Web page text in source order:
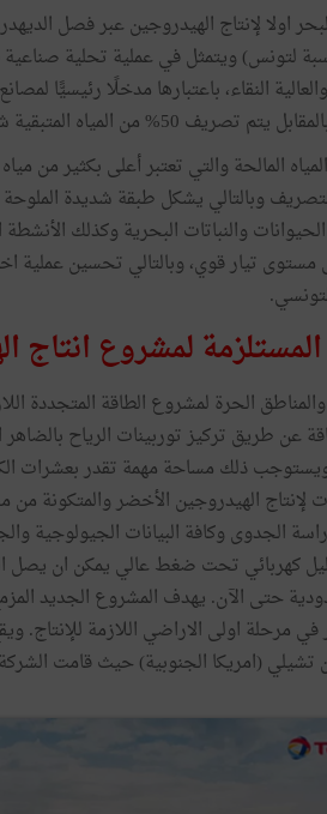
اولا لإنتاج الهيدروجين عبر فصل
لتونس) ويتمثل في عملية تحلية
شديدة التركيز والملوحة (تصل الى 75 غ/ل) نحو البحر.
المالحة والتي تعتبر أعلى بكثير
وبالتالي يشكل طبقة شديدة الملوحة
والنباتات البحرية وكذلك
تيار قوي، وبالتالي تحسين عملية
الحرة لمشروع الطاقة المتجددة
عن طريق تركيز توربينات الرياح
ذلك مساحة مهمة تقدر بعشرات
الهيدروجين الأخضر والمتكونة من
الجدوى وكافة البيانات الجيولوجية
حتى الآن. يهدف المشروع الجديد
في مرحلة اولى الاراضي اللازمة